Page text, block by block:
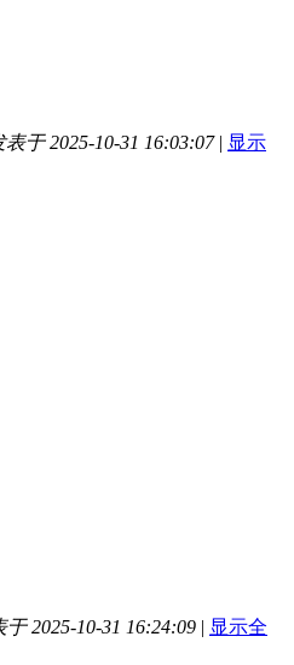
表于 2025-10-31 16:03:07 | 显示
于 2025-10-31 16:24:09 | 显示全